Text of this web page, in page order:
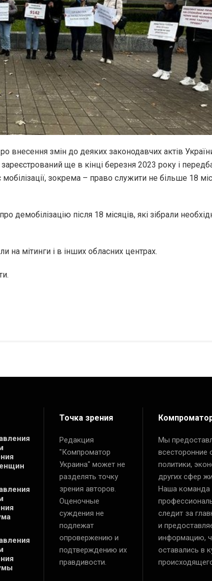
внесення змін до деяких законодавчих актів
ще в кінці березня 2023 року і
зокрема – право служити не більше 18
демобілізацію після 18 місяців, які зібрали
на мітинги і в інших обласних центрах.
Точка зрения
Редакция
"Компроматор
Украина" может не
разделять точку
зрения авторов.
Оценочные
суждения не
подлежат
опровержению и
подтверждению их
правдивости.
Мы
всесторонние
политики,
других сфер
Наша команда
следит за
и
информацию,
оставались в